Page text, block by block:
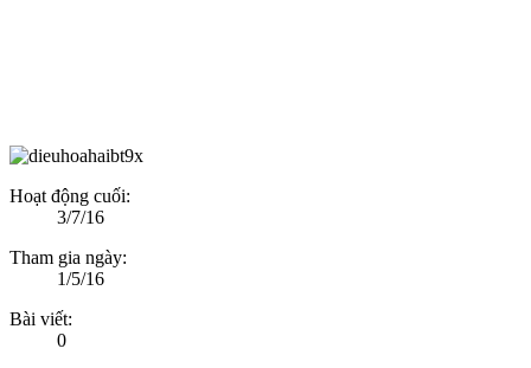
Hoạt động cuối:
3/7/16
Tham gia ngày:
1/5/16
Bài viết:
0